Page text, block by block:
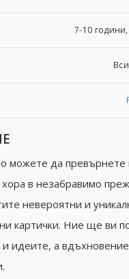
7-10
можете да превърнете
в незабравимо
невероятни и
картички. Ние ще ви
идеите, а